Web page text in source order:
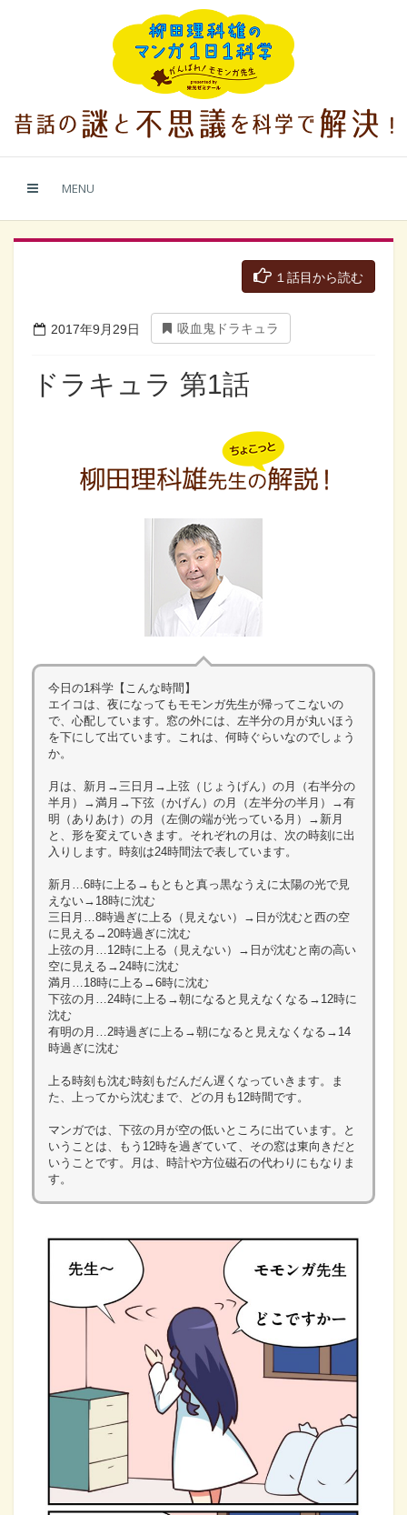
MENU
１話目から読む
2017年9月29日 吸血鬼ドラキュラ
ドラキュラ 第1話
今日の1科学【こんな時間】
エイコは、夜になってもモモンガ先生が帰ってこないの
で、心配しています。窓の外には、左半分の月が丸いほう
を下にして出ています。これは、何時ぐらいなのでしょう
か。
月は、新月→三日月→上弦（じょうげん）の月（右半分の
半月）→満月→下弦（かげん）の月（左半分の半月）→有
明（ありあけ）の月（左側の端が光っている月）→新月
と、形を変えていきます。それぞれの月は、次の時刻に出
入りします。時刻は24時間法で表しています。
新月…6時に上る→もともと真っ黒なうえに太陽の光で見
えない→18時に沈む
三日月…8時過ぎに上る（見えない）→日が沈むと西の空
に見える→20時過ぎに沈む
上弦の月…12時に上る（見えない）→日が沈むと南の高い
空に見える→24時に沈む
満月…18時に上る→6時に沈む
下弦の月…24時に上る→朝になると見えなくなる→12時に
沈む
有明の月…2時過ぎに上る→朝になると見えなくなる→14
時過ぎに沈む
上る時刻も沈む時刻もだんだん遅くなっていきます。ま
た、上ってから沈むまで、どの月も12時間です。
マンガでは、下弦の月が空の低いところに出ています。と
いうことは、もう12時を過ぎていて、その窓は東向きだと
いうことです。月は、時計や方位磁石の代わりにもなりま
す。